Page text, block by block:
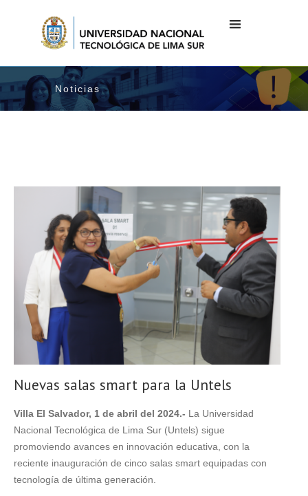
Noticias
Nuevas salas smart para la Untels
Villa El Salvador, 1 de abril del 2024.- La Universidad
Nacional Tecnológica de Lima Sur (Untels) sigue
promoviendo avances en innovación educativa, con la
reciente inauguración de cinco salas smart equipadas con
tecnología de última generación.